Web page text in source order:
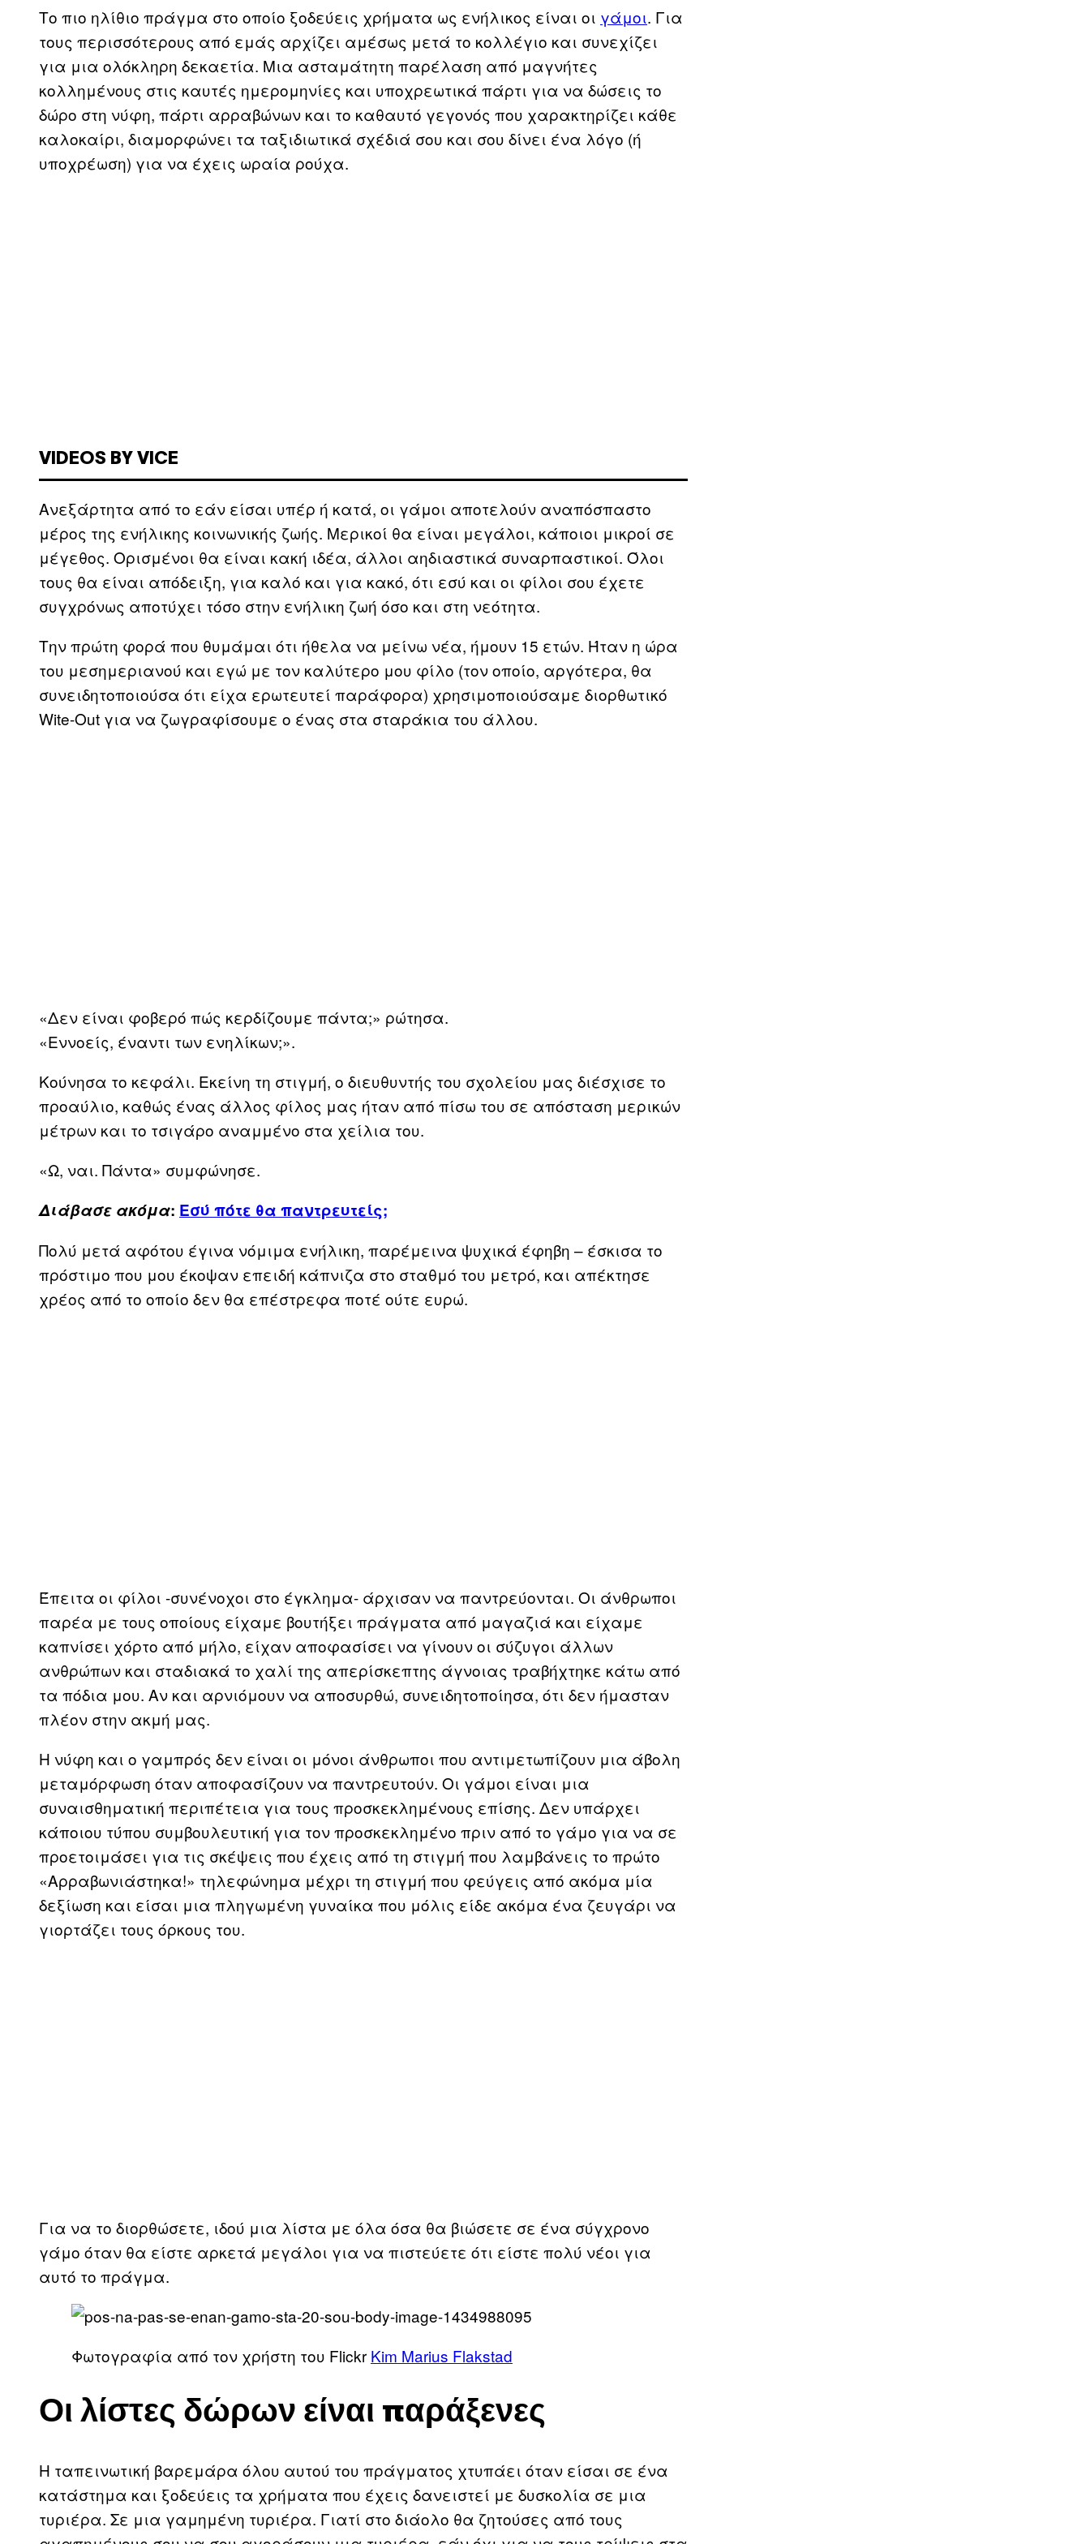
Το πιο ηλίθιο πράγμα στο οποίο ξοδεύεις χρήματα ως ενήλικος είναι οι γάμοι. Για
τους περισσότερους από εμάς αρχίζει αμέσως μετά το κολλέγιο και συνεχίζει
για μια ολόκληρη δεκαετία. Μια ασταμάτητη παρέλαση από μαγνήτες
κολλημένους στις καυτές ημερομηνίες και υποχρεωτικά πάρτι για να δώσεις το
δώρο στη νύφη, πάρτι αρραβώνων και το καθαυτό γεγονός που χαρακτηρίζει κάθε
καλοκαίρι, διαμορφώνει τα ταξιδιωτικά σχέδιά σου και σου δίνει ένα λόγο (ή
υποχρέωση) για να έχεις ωραία ρούχα.
VIDEOS BY VICE
Ανεξάρτητα από το εάν είσαι υπέρ ή κατά, οι γάμοι αποτελούν αναπόσπαστο
μέρος της ενήλικης κοινωνικής ζωής. Μερικοί θα είναι μεγάλοι, κάποιοι μικροί σε
μέγεθος. Ορισμένοι θα είναι κακή ιδέα, άλλοι αηδιαστικά συναρπαστικοί. Όλοι
τους θα είναι απόδειξη, για καλό και για κακό, ότι εσύ και οι φίλοι σου έχετε
συγχρόνως αποτύχει τόσο στην ενήλικη ζωή όσο και στη νεότητα.
Την πρώτη φορά που θυμάμαι ότι ήθελα να μείνω νέα, ήμουν 15 ετών. Ήταν η ώρα
του μεσημεριανού και εγώ με τον καλύτερο μου φίλο (τον οποίο, αργότερα, θα
συνειδητοποιούσα ότι είχα ερωτευτεί παράφορα) χρησιμοποιούσαμε διορθωτικό
Wite-Out για να ζωγραφίσουμε ο ένας στα σταράκια του άλλου.
«Δεν είναι φοβερό πώς κερδίζουμε πάντα;» ρώτησα.
«Εννοείς, έναντι των ενηλίκων;».
Κούνησα το κεφάλι. Εκείνη τη στιγμή, ο διευθυντής του σχολείου μας διέσχισε το
προαύλιο, καθώς ένας άλλος φίλος μας ήταν από πίσω του σε απόσταση μερικών
μέτρων και το τσιγάρο αναμμένο στα χείλια του.
«Ω, ναι. Πάντα» συμφώνησε.
Διάβασε ακόμα: Εσύ πότε θα παντρευτείς;
Πολύ μετά αφότου έγινα νόμιμα ενήλικη, παρέμεινα ψυχικά έφηβη – έσκισα το
πρόστιμο που μου έκοψαν επειδή κάπνιζα στο σταθμό του μετρό, και απέκτησε
χρέος από το οποίο δεν θα επέστρεφα ποτέ ούτε ευρώ.
Έπειτα οι φίλοι -συνένοχοι στο έγκλημα- άρχισαν να παντρεύονται. Οι άνθρωποι
παρέα με τους οποίους είχαμε βουτήξει πράγματα από μαγαζιά και είχαμε
καπνίσει χόρτο από μήλο, είχαν αποφασίσει να γίνουν οι σύζυγοι άλλων
ανθρώπων και σταδιακά το χαλί της απερίσκεπτης άγνοιας τραβήχτηκε κάτω από
τα πόδια μου. Αν και αρνιόμουν να αποσυρθώ, συνειδητοποίησα, ότι δεν ήμασταν
πλέον στην ακμή μας.
Η νύφη και ο γαμπρός δεν είναι οι μόνοι άνθρωποι που αντιμετωπίζουν μια άβολη
μεταμόρφωση όταν αποφασίζουν να παντρευτούν. Οι γάμοι είναι μια
συναισθηματική περιπέτεια για τους προσκεκλημένους επίσης. Δεν υπάρχει
κάποιου τύπου συμβουλευτική για τον προσκεκλημένο πριν από το γάμο για να σε
προετοιμάσει για τις σκέψεις που έχεις από τη στιγμή που λαμβάνεις το πρώτο
«Αρραβωνιάστηκα!» τηλεφώνημα μέχρι τη στιγμή που φεύγεις από ακόμα μία
δεξίωση και είσαι μια πληγωμένη γυναίκα που μόλις είδε ακόμα ένα ζευγάρι να
γιορτάζει τους όρκους του.
Για να το διορθώσετε, ιδού μια λίστα με όλα όσα θα βιώσετε σε ένα σύγχρονο
γάμο όταν θα είστε αρκετά μεγάλοι για να πιστεύετε ότι είστε πολύ νέοι για
αυτό το πράγμα.
Φωτογραφία από τον χρήστη του Flickr Kim Marius Flakstad
Οι λίστες δώρων είναι παράξενες
Η ταπεινωτική βαρεμάρα όλου αυτού του πράγματος χτυπάει όταν είσαι σε ένα
κατάστημα και ξοδεύεις τα χρήματα που έχεις δανειστεί με δυσκολία σε μια
τυριέρα. Σε μια γαμημένη τυριέρα. Γιατί στο διάολο θα ζητούσες από τους